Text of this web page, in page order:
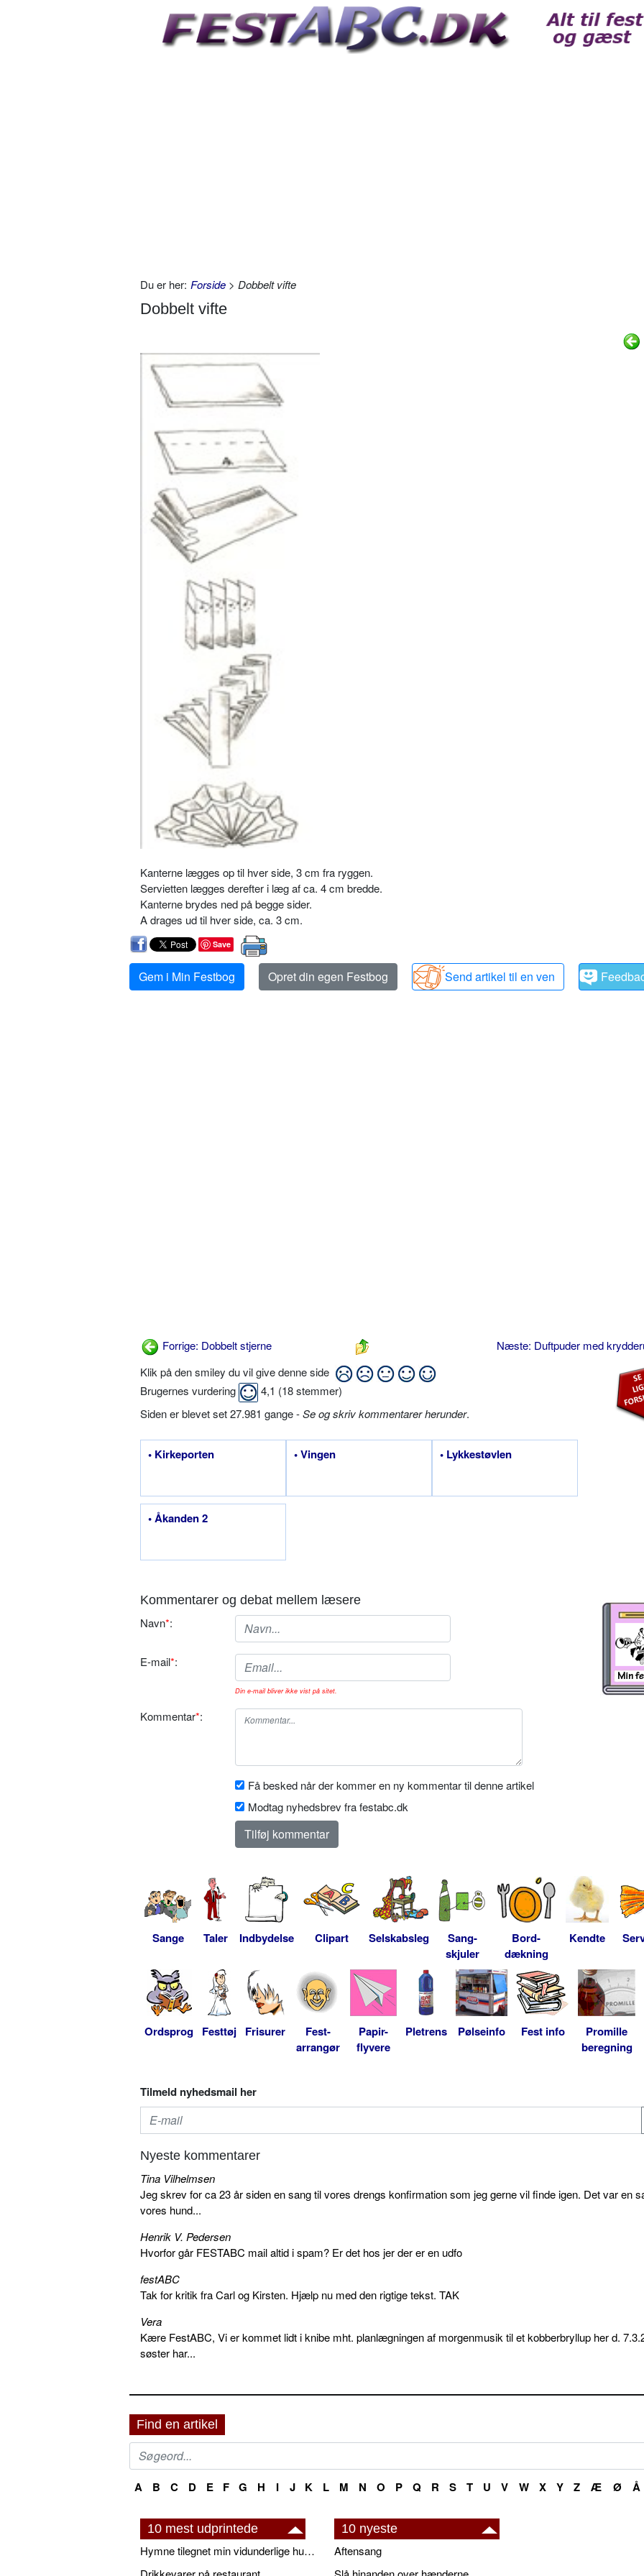
Du er her: Forside > Dobbelt vifte
Dobbelt vifte
Kanterne lægges op til hver side, 3 cm fra ryggen.
Servietten lægges derefter i læg af ca. 4 cm bredde.
Kanterne brydes ned på begge sider.
A drages ud til hver side, ca. 3 cm.
Save
Gem i Min Festbog Opret din egen Festbog Send artikel til en ven
Forrige: Dobbelt stjerne
Næste: Duftpuder med
Klik på den smiley du vil give denne side
Brugernes vurdering
4,1 (18stemmer)
Siden er blevet set 27.981 gange -Se og skriv kommentarer herunder.
• Kirkeporten • Vingen • Lykkestøvlen
• Åkanden 2
Kommentarer og debat mellem læsere
Navn*:
E-mail*:
Din e-mail bliver ikke vist på sitet.
Kommentar*:
Få besked når der kommer en ny kommentar til denne artikel
Modtag nyhedsbrev fra festabc.dk
Sange Taler Indbydelse Clipart Selskabsleg
Sang-
skjuler
Bord-
dækning
Kendte
Ordsprog Festtøj Frisurer
Fest-
arrangør
Papir-
flyvere
Pletrens Pølseinfo Fest info
Promille
beregning
Tilmeld nyhedsmail her
Nyeste kommentarer
Tina Vilhelmsen
Jeg skrev for ca 23 år siden en sang til vores drengs konfirmation som jeg gerne vil finde igen. Det var en
vores hund...
Henrik V. Pedersen
Hvorfor går FESTABC mail altid i spam? Er det hos jer der er en udfo
festABC
Tak for kritik fra Carl og Kirsten. Hjælp nu med den rigtige tekst. TAK
Vera
Kære FestABC, Vi er kommet lidt i knibe mht. planlægningen af morgenmusik til et kobberbryllup her d.
søster har...
Find en artikel
A B C D E F G H I J K L M N O P Q R S T U V W X Y Z Æ Ø Å
10 mest udprintede
Hymne tilegnet min vidunderlige husbond
10 nyeste
Aftensang